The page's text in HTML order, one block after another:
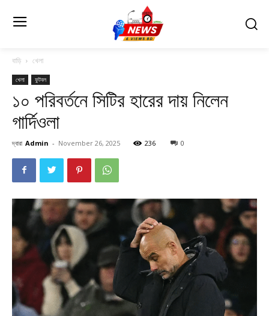
বাড়ি খেলা
খেলা ফুটবল
১০ পরিবর্তনে সিটির হারের দায় নিলেন
গার্দিওলা
দ্বারা Admin - November 26, 2025 236 0